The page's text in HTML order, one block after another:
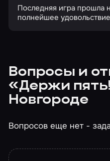
Последняя игра прошла
полнейшее
Вопросы и
«Держи
Новгороде
Вопросов еще нет -